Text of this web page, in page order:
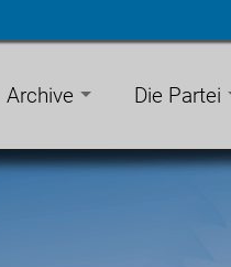
Archive Die Partei